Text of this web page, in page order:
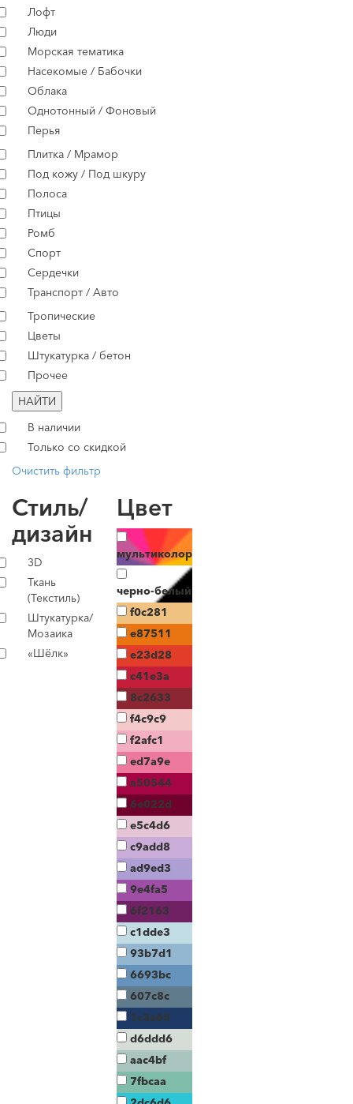
Лофт
Люди
Морская тематика
Насекомые / Бабочки
Облака
Однотонный / Фоновый
Перья
Плитка / Мрамор
Под кожу / Под шкуру
Полоса
Птицы
Ромб
Спорт
Сердечки
Транспорт / Авто
Тропические
Цветы
Штукатурка / бетон
Прочее
НАЙТИ
В наличии
Только со скидкой
Очистить фильтр
Стиль/
дизайн
3D
Ткань
(Текстиль)
Штукатурка/
Мозаика
«Шёлк»
Цвет
мультиколор
черно-белый
f0c281
e87511
e23d28
c41e3a
8c2633
f4c9c9
f2afc1
ed7a9e
a50544
6e022d
e5c4d6
c9add8
ad9ed3
9e4fa5
6f2163
c1dde3
93b7d1
6693bc
607c8c
1c3a65
d6ddd6
aac4bf
7fbcaa